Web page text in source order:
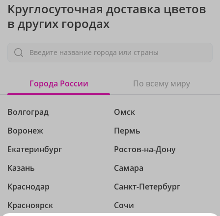
Круглосуточная доставка цветов
в других городах
Введите название города или страны
Города России По всему миру
Волгоград
Воронеж
Екатеринбург
Казань
Краснодар
Красноярск
Омск
Пермь
Ростов-на-Дону
Самара
Санкт-Петербург
Сочи